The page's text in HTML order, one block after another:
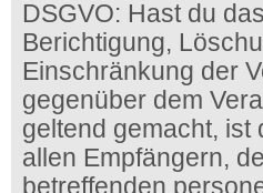
DSGVO: Hast du
Berichtigung,
Einschränkung der
gegenüber dem
geltend gemacht, ist
allen Empfängern,
betreffenden